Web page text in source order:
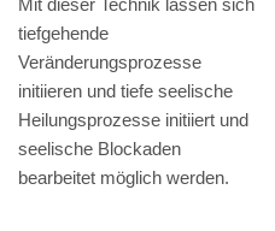
Mit dieser Technik lassen sich
tiefgehende
Veränderungsprozesse
initiieren und tiefe seelische
Heilungsprozesse initiiert und
seelische Blockaden
bearbeitet möglich werden.